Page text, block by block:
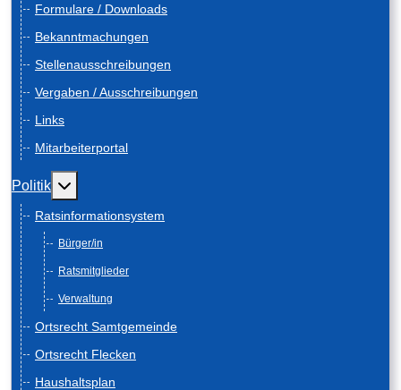
Formulare / Downloads
Bekanntmachungen
Stellenausschreibungen
Vergaben / Ausschreibungen
Links
Mitarbeiterportal
Politik Weitere Informationen: Politik
Ratsinformationsystem
Bürger/in
Ratsmitglieder
Verwaltung
Ortsrecht Samtgemeinde
Ortsrecht Flecken
Haushaltsplan